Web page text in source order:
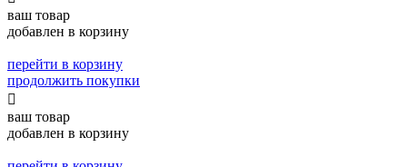
ваш товар
добавлен в корзину
перейти в корзину
продолжить покупки

ваш товар
добавлен в корзину